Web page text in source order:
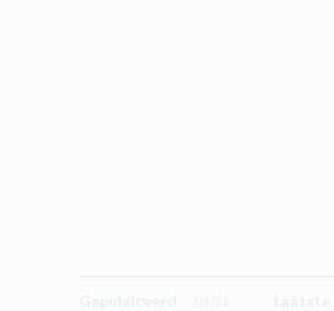
Gepubliceerd: 2/6/26 Laatste